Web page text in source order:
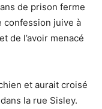
de prison ferme
confession juive à
de l’avoir menacé
et aurait croisé
la rue Sisley.